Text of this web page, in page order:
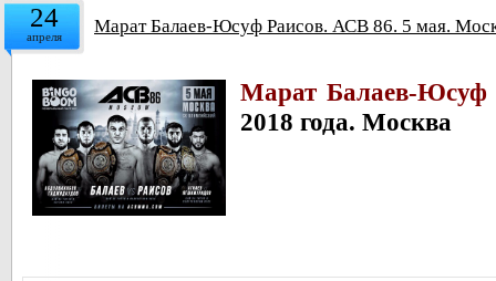
24
апреля Марат Балаев-Юсуф Раисов. АСВ 86. 5 мая.
Марат Балаев-
2018 года. Москва